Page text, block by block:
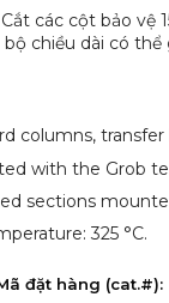
các cột bảo vệ
chiều dài có thể
columns,
with the Grob
sections
325 °C.
đặt hàng (cat.#):